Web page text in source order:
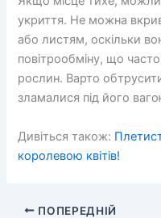
укриття. Не можна
або листям, оскільки
повітрообміну, що
рослин. Варто
зламалися під його
Дивіться також:
королевою квітів!
ПОПЕРЕДНІЙ